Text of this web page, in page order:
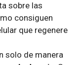
sobre las
consiguen
que regenere
solo de manera